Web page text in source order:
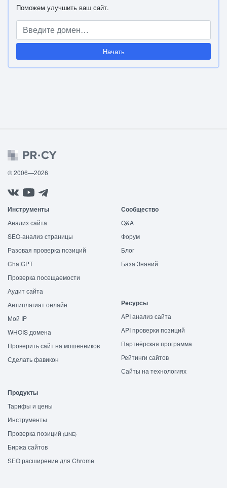
Поможем улучшить ваш сайт.
Начать
© 2006—2026
Инструменты
Анализ сайта
SEO-анализ страницы
Разовая проверка позиций
ChatGPT
Проверка посещаемости
Аудит сайта
Антиплагиат онлайн
Мой IP
WHOIS домена
Проверить сайт на мошенников
Сделать фавикон
Сообщество
Q&A
Форум
Блог
База Знаний
Ресурсы
API анализ сайта
API проверки позиций
Партнёрская программа
Рейтинги сайтов
Сайты на технологиях
Продукты
Тарифы и цены
Инструменты
Проверка позиций (LINE)
Биржа сайтов
SEO расширение для Chrome